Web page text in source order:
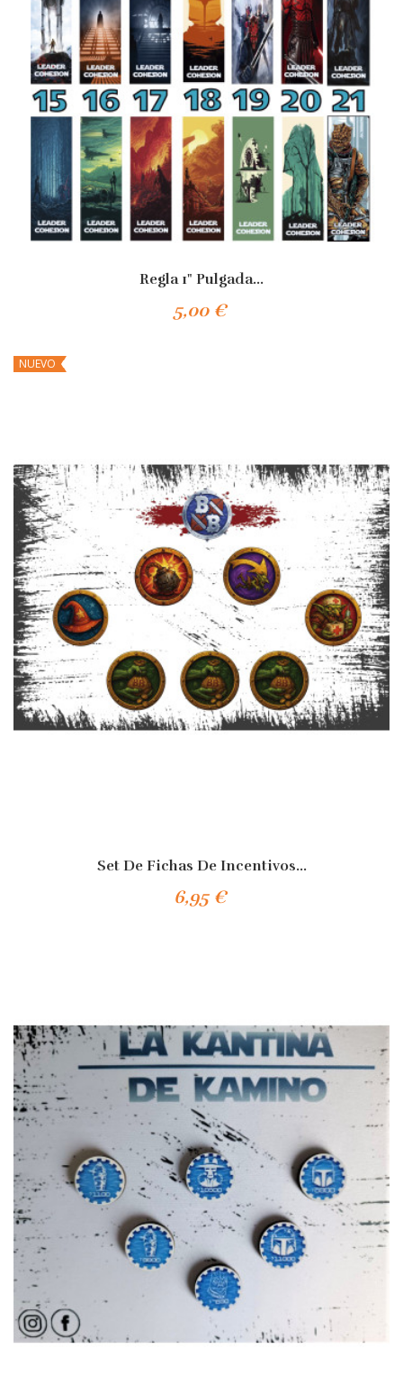
Regla 1" Pulgada...
5,00 €
NUEVO
Set De Fichas De Incentivos...
6,95 €